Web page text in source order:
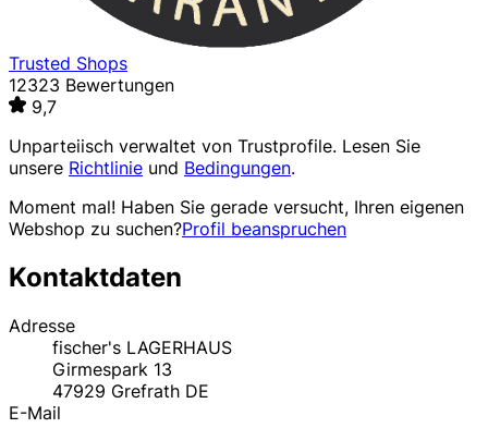
Trusted Shops
12323 Bewertungen
9,7
Unparteiisch verwaltet von Trustprofile. Lesen Sie
unsere Richtlinie und Bedingungen.
Moment mal! Haben Sie gerade versucht, Ihren eigenen
Webshop zu suchen?Profil beanspruchen
Kontaktdaten
Adresse
fischer's LAGERHAUS
Girmespark 13
47929 Grefrath DE
E-Mail